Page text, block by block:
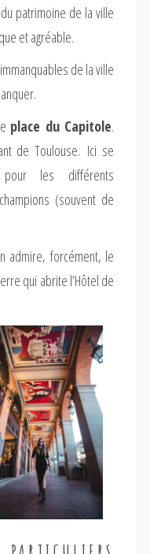
patrimoine de la ville
et agréable.
de la ville
place du Capitole.
de Toulouse. Ici se
pour les différents
(souvent de
admire, forcément, le
qui abrite l’Hôtel de